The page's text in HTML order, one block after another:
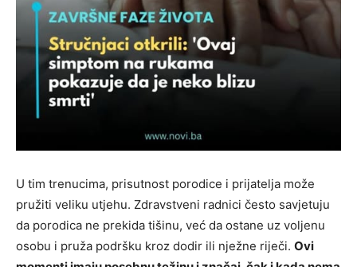
U tim trenucima, prisutnost porodice i prijatelja može
pružiti veliku utjehu. Zdravstveni radnici često savjetuju
da porodica ne prekida tišinu, već da ostane uz voljenu
osobu i pruža podršku kroz dodir ili nježne riječi. Ovi